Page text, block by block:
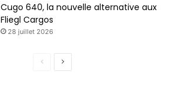
Cugo 640, la nouvelle alternative aux
Fliegl Cargos
28 juillet 2026
Page
Page